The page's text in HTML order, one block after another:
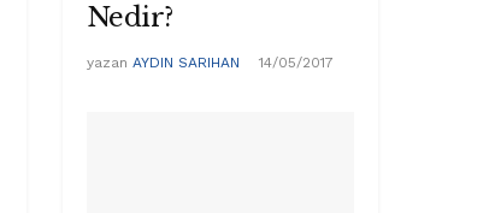
Nedir?
yazan AYDIN SARIHAN 14/05/2017